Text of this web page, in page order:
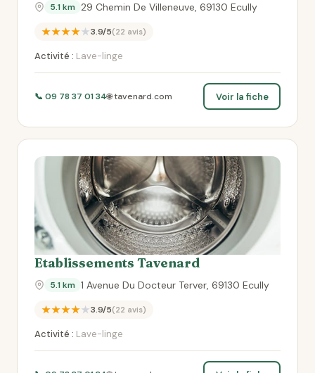
5.1 km 29 Chemin De Villeneuve, 69130 Ecully
★★★★★3.9/5(22 avis)
Activité : Lave-linge
📞 09 78 37 01 34🌐 tavenard.com Voir la fiche
Etablissements Tavenard
5.1 km 1 Avenue Du Docteur Terver, 69130 Ecully
★★★★★3.9/5(22 avis)
Activité : Lave-linge